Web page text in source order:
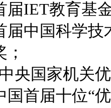
届IET教育基
届中国科学
央国家机关
国首届十位“